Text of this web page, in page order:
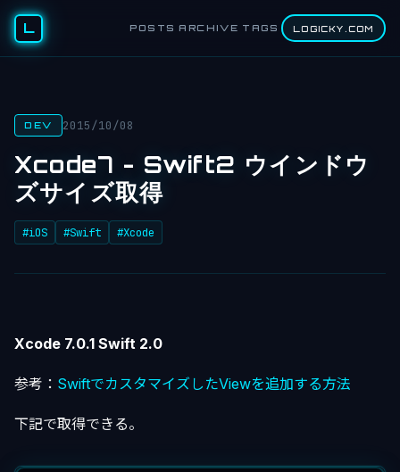
L POSTS ARCHIVE TAGS LOGICKY.COM
DEV 2015/10/08
Xcode7 - Swift2 ウインドウ
ズサイズ取得
#iOS #Swift #Xcode
Xcode 7.0.1 Swift 2.0
参考： SwiftでカスタマイズしたViewを追加する方法
下記で取得できる。